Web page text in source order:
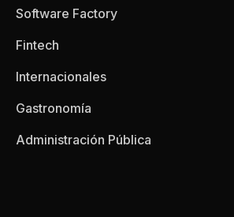
Software Factory
Fintech
Internacionales
Gastronomía
Administración Pública